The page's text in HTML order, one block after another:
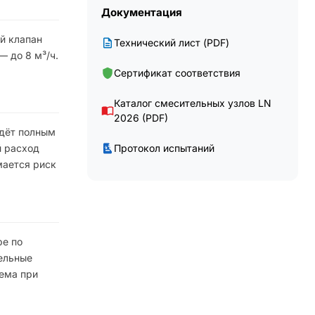
клапан
до 8 м³/ч.
полным
расход
риск
по
при
Документация
Технический лист (PDF)
Сертификат соответствия
Каталог смесительных узлов LN
2026 (PDF)
Протокол испытаний